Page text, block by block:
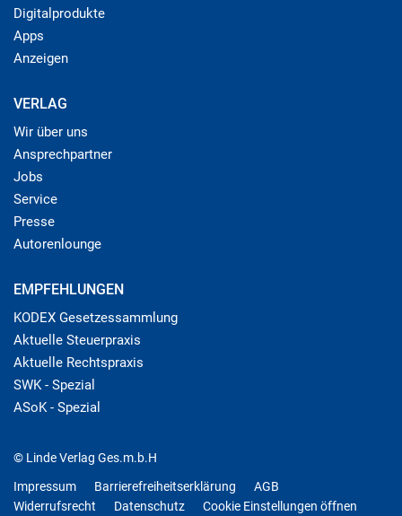
Digitalprodukte
Apps
Anzeigen
VERLAG
Wir über uns
Ansprechpartner
Jobs
Service
Presse
Autorenlounge
EMPFEHLUNGEN
KODEX Gesetzessammlung
Aktuelle Steuerpraxis
Aktuelle Rechtspraxis
SWK - Spezial
ASoK - Spezial
© Linde Verlag Ges.m.b.H
Impressum
Barrierefreiheitserklärung
AGB
Widerrufsrecht
Datenschutz Cookie Einstellungen öffnen